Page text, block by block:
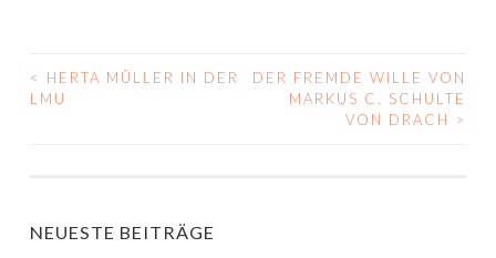
BEITRAGS-
<
HERTA MÜLLER IN DER
LMU
DER FREMDE WILLE VON
MARKUS C. SCHULTE
VON DRACH
>
NEUESTE BEITRÄGE